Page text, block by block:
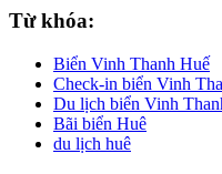
Từ khóa:
Biển Vinh Thanh Huế
Check-in biển Vinh
Du lịch biển Vinh
Bãi biển Huê
du lịch huê